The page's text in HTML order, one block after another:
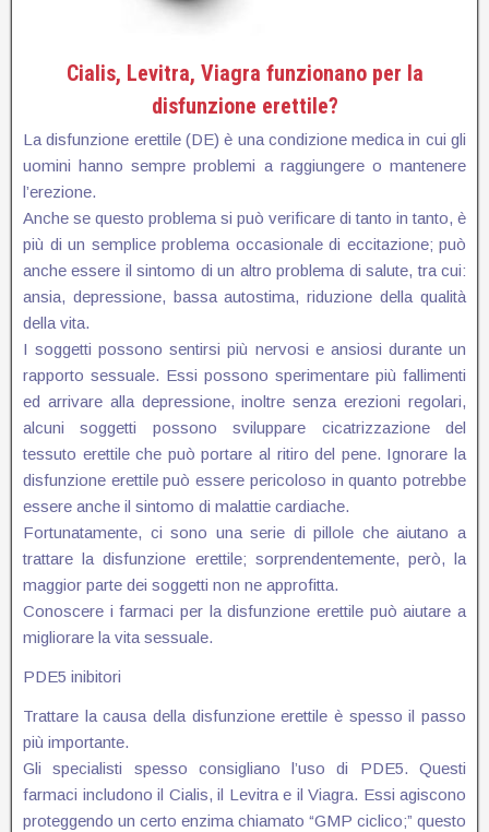
Cialis, Levitra, Viagra funzionano per la
disfunzione erettile?
La disfunzione erettile (DE) è una condizione medica in cui gli
uomini hanno sempre problemi a raggiungere o mantenere
l’erezione.
Anche se questo problema si può verificare di tanto in tanto, è
più di un semplice problema occasionale di eccitazione; può
anche essere il sintomo di un altro problema di salute, tra cui:
ansia, depressione, bassa autostima, riduzione della qualità
della vita.
I soggetti possono sentirsi più nervosi e ansiosi durante un
rapporto sessuale. Essi possono sperimentare più fallimenti
ed arrivare alla depressione, inoltre senza erezioni regolari,
alcuni soggetti possono sviluppare cicatrizzazione del
tessuto erettile che può portare al ritiro del pene. Ignorare la
disfunzione erettile può essere pericoloso in quanto potrebbe
essere anche il sintomo di malattie cardiache.
Fortunatamente, ci sono una serie di pillole che aiutano a
trattare la disfunzione erettile; sorprendentemente, però, la
maggior parte dei soggetti non ne approfitta.
Conoscere i farmaci per la disfunzione erettile può aiutare a
migliorare la vita sessuale.
PDE5 inibitori
Trattare la causa della disfunzione erettile è spesso il passo
più importante.
Gli specialisti spesso consigliano l’uso di PDE5. Questi
farmaci includono il Cialis, il Levitra e il Viagra. Essi agiscono
proteggendo un certo enzima chiamato “GMP ciclico;” questo